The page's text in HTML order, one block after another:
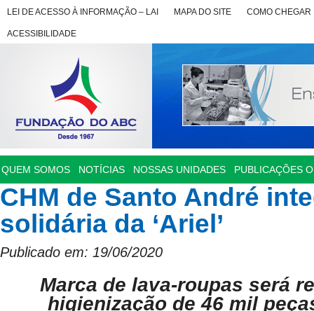
LEI DE ACESSO À INFORMAÇÃO – LAI MAPA DO SITE COMO CHEGAR
ACESSIBILIDADE
QUEM SOMOS NOTÍCIAS NOSSAS UNIDADES PUBLICAÇÕES
CHM de Santo André
solidária da ‘Ariel’
Publicado em: 19/06/2020
Marca de lava-roupas será
higienização de 46 mil